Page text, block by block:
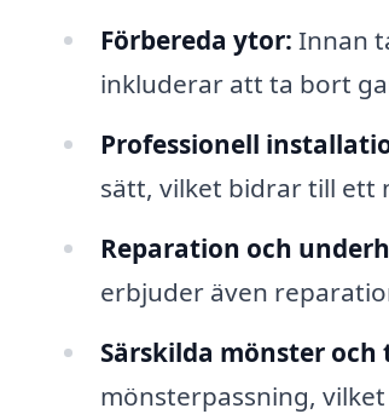
Förbereda ytor: Innan
inkluderar att ta bort
Professionell
sätt, vilket bidrar till ett
Reparation och
erbjuder även
Särskilda mönster
mönsterpassning,